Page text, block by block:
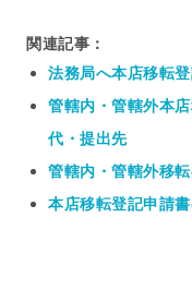
関連記事：
法務局へ本店移転
管轄内・管轄外本
代・提出先
管轄内・管轄外移
本店移転登記申請